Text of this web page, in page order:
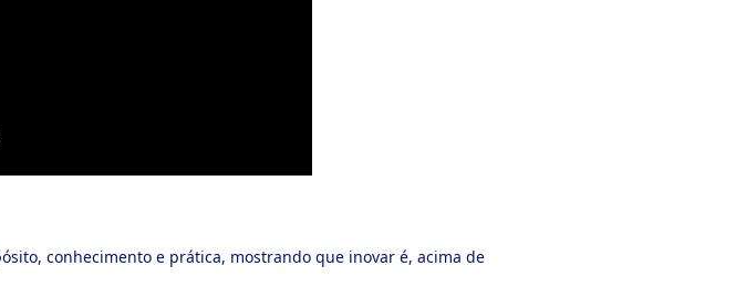
conhecimento e prática, mostrando que inovar é, acima de